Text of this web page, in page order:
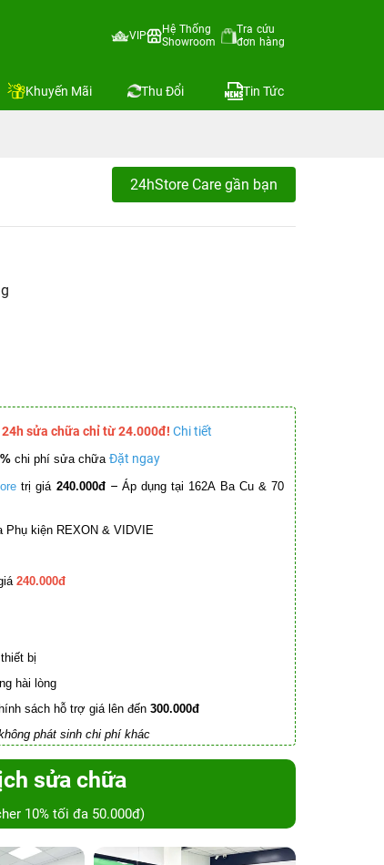
VIP
Hệ Thống
Showroom
Tra cứu
đơn hàng
Khuyến Mãi Thu Đổi Tin Tức
24hStore Care gần bạn
sửa chữa chỉ từ 24.000đ! Chi tiết
chi phí sửa chữa Đặt ngay
trị giá 240.000đ – Áp dụng tại 162A Ba Cu & 70
Phụ kiện REXON & VIDVIE
240.000đ
bị
hài lòng
sách hỗ trợ giá lên đến 300.000đ
phát sinh chi phí khác
sửa chữa
10% tối đa 50.000đ)